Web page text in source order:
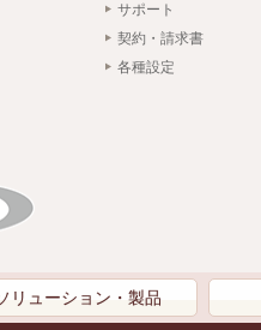
サポート
契約・請求書
各種設定
リューション・製品